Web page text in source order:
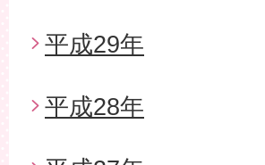
平成29年
平成28年